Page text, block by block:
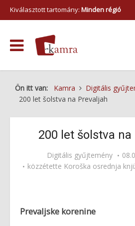
Kiválasztott tartomány: Minden régió
Ön itt van: Kamra Digitális
200 let šolstva na Prevaljah
200 let šolstva na
Digitális gyűjtemény
közzétette Koroška osrednja
Prevaljske korenine